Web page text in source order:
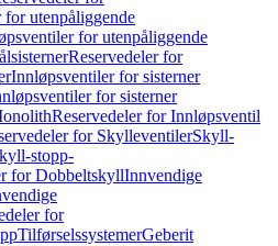
utenpåliggende
for utenpåliggende
Reservedeler for
Innløpsventiler for sisterner
for sisterner
Reservedeler for Innløpsventil
for SkylleventilerSkyll-
stopp-
for DobbeltskyllInnvendige
for
TilførselssystemerGeberit